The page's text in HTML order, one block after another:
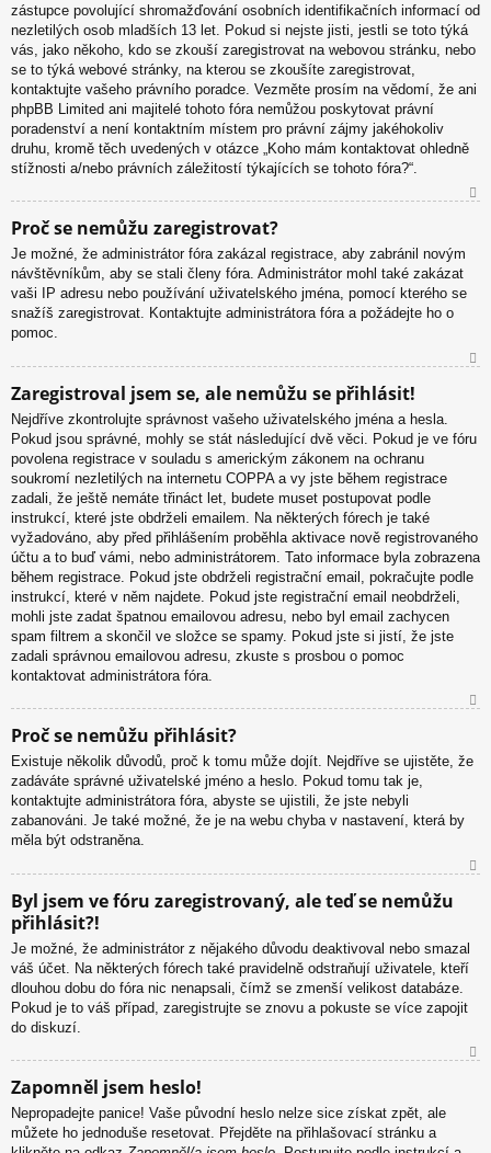
zástupce povolující shromažďování osobních identifikačních informací od
nezletilých osob mladších 13 let. Pokud si nejste jisti, jestli se toto týká
vás, jako někoho, kdo se zkouší zaregistrovat na webovou stránku, nebo
se to týká webové stránky, na kterou se zkoušíte zaregistrovat,
kontaktujte vašeho právního poradce. Vezměte prosím na vědomí, že ani
phpBB Limited ani majitelé tohoto fóra nemůžou poskytovat právní
poradenství a není kontaktním místem pro právní zájmy jakéhokoliv
druhu, kromě těch uvedených v otázce „Koho mám kontaktovat ohledně
stížnosti a/nebo právních záležitostí týkajících se tohoto fóra?“.
Proč se nemůžu zaregistrovat?
Je možné, že administrátor fóra zakázal registrace, aby zabránil novým
návštěvníkům, aby se stali členy fóra. Administrátor mohl také zakázat
vaši IP adresu nebo používání uživatelského jména, pomocí kterého se
snažíš zaregistrovat. Kontaktujte administrátora fóra a požádejte ho o
pomoc.
u
Zaregistroval jsem se, ale nemůžu se přihlásit!
Nejdříve zkontrolujte správnost vašeho uživatelského jména a hesla.
Pokud jsou správné, mohly se stát následující dvě věci. Pokud je ve fóru
povolena registrace v souladu s americkým zákonem na ochranu
soukromí nezletilých na internetu COPPA a vy jste během registrace
zadali, že ještě nemáte třináct let, budete muset postupovat podle
instrukcí, které jste obdrželi emailem. Na některých fórech je také
vyžadováno, aby před přihlášením proběhla aktivace nově registrovaného
účtu a to buď vámi, nebo administrátorem. Tato informace byla zobrazena
během registrace. Pokud jste obdrželi registrační email, pokračujte podle
instrukcí, které v něm najdete. Pokud jste registrační email neobdrželi,
mohli jste zadat špatnou emailovou adresu, nebo byl email zachycen
spam filtrem a skončil ve složce se spamy. Pokud jste si jistí, že jste
zadali správnou emailovou adresu, zkuste s prosbou o pomoc
kontaktovat administrátora fóra.
or
Proč se nemůžu přihlásit?
Existuje několik důvodů, proč k tomu může dojít. Nejdříve se ujistěte, že
zadáváte správné uživatelské jméno a heslo. Pokud tomu tak je,
kontaktujte administrátora fóra, abyste se ujistili, že jste nebyli
zabanováni. Je také možné, že je na webu chyba v nastavení, která by
měla být odstraněna.
u
Byl jsem ve fóru zaregistrovaný, ale teď se nemůžu
přihlásit?!
Je možné, že administrátor z nějakého důvodu deaktivoval nebo smazal
váš účet. Na některých fórech také pravidelně odstraňují uživatele, kteří
dlouhou dobu do fóra nic nenapsali, čímž se zmenší velikost databáze.
Pokud je to váš případ, zaregistrujte se znovu a pokuste se více zapojit
do diskuzí.
Zapomněl jsem heslo!
Nepropadejte panice! Vaše původní heslo nelze sice získat zpět, ale
můžete ho jednoduše resetovat. Přejděte na přihlašovací stránku a